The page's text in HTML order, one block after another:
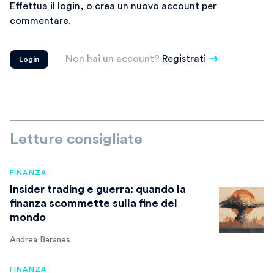
Effettua il login, o crea un nuovo account per
commentare.
Login Non hai un account? Registrati
Letture consigliate
FINANZA
Insider trading e guerra: quando la
finanza scommette sulla fine del
mondo
Andrea Baranes
FINANZA